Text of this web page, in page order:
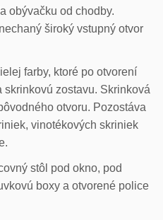
obývačku od chodby.
široký vstupný otvor
farby, ktoré po otvorení
zostavu. Skrinková
otvoru. Pozostáva
vinotékových skriniek
stôl pod okno, pod
boxy a otvorené police